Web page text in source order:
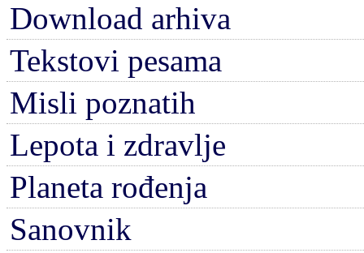
Download arhiva
Tekstovi pesama
Misli poznatih
Lepota i zdravlje
Planeta rođenja
Sanovnik